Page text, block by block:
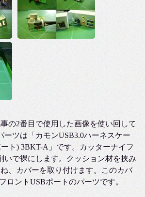
の2番目で使用した画像を使い回して
ーツは「カモンUSB3.0ハーネスケー
ト) 3BKT-A」です。カッターナイフ
いで裸にします。クッション材を挟み
、カバーを取り付けます。このカバ
ロントUSBポートのパーツです。